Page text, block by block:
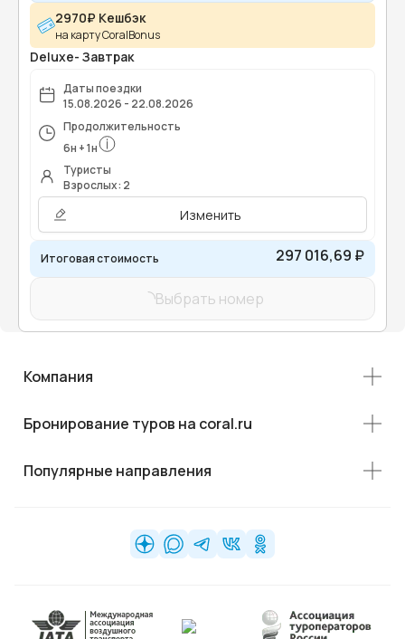
2970₽ Кешбэк
на карту CoralBonus
Deluxe- Завтрак
Даты поездки
15.08.2026 - 22.08.2026
Продолжительность
6н +1н
Туристы
Взрослых: 2
Изменить
Итоговая стоимость 297 016,69 ₽
Выбрать номер
Компания
Бронирование туров на coral.ru
Популярные направления